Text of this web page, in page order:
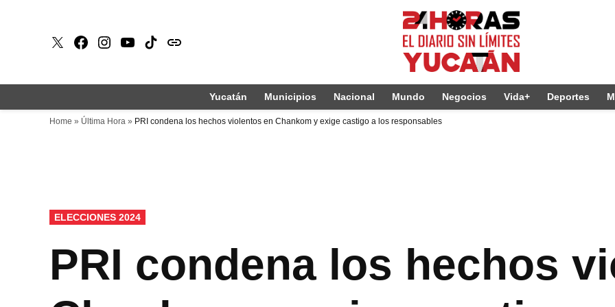
X Faceboook
Instagram
Youtube
Tiktokissuu
Yucatán Municipios Nacional Mundo Negocios Vida+ Deportes
Home » Última Hora » PRI condena los hechos violentos en Chankom y exige castigo a los responsables
PUBLICADO
EN
ELECCIONES 2024
PRI condena los hechos